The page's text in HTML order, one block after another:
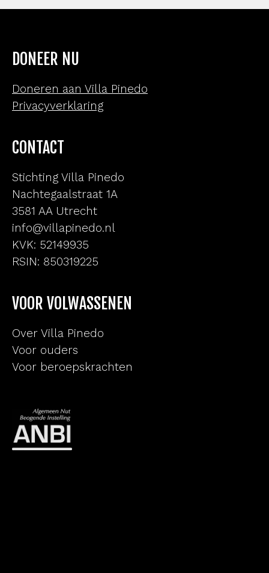
DONEER NU
Doneren aan Villa Pinedo
Privacyverklaring
CONTACT
Stichting Villa Pinedo
Nachtegaalstraat 1A
3581 AA Utrecht
info@villapinedo.nl
KVK: 52149935
RSIN: 850319225
VOOR VOLWASSENEN
Over Villa Pinedo
Voor ouders
Voor beroepskrachten